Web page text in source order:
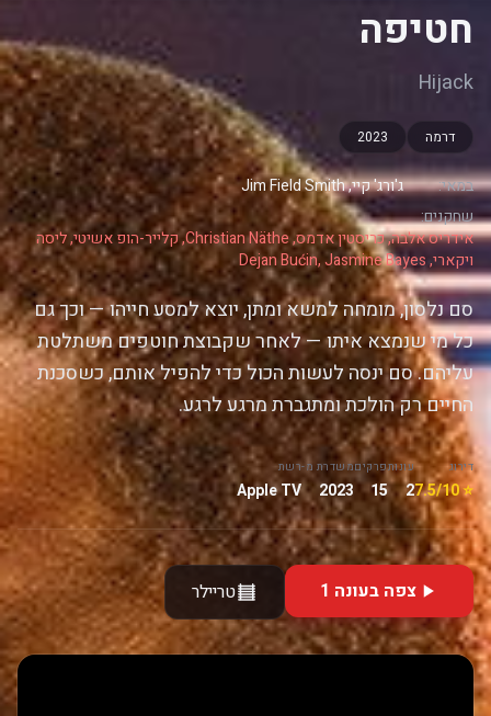
חטיפה
Hijack
דרמה 2023
במאי:
ג'ורג' קיי, Jim Field Smith
שחקנים:
אידריס אלבה, כריסטין אדמס, Christian Näthe, קלייר-הופ אשיטי, ליסה
ויקארי, Dejan Bućin, Jasmine Bayes
סם נלסון, מומחה למשא ומתן, יוצא למסע חייהו — וכך גם
כל מי שנמצא איתו — לאחר שקבוצת חוטפים משתלטת
עליהם. סם ינסה לעשות הכול כדי להפיל אותם, כשסכנת
החיים רק הולכת ומתגברת מרגע לרגע.
דירוג
⭐ 7.5/10
עונות
2
פרקים
15
משדרת מ-
2023
רשת
Apple TV
צפה בעונה 1 טריילר